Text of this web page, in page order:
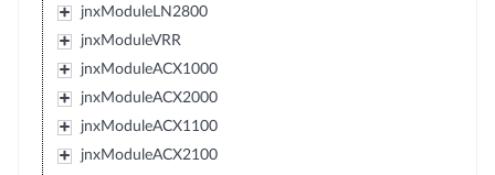
jnxModuleLN2800
jnxModuleVRR
jnxModuleACX1000
jnxModuleACX2000
jnxModuleACX1100
jnxModuleACX2100